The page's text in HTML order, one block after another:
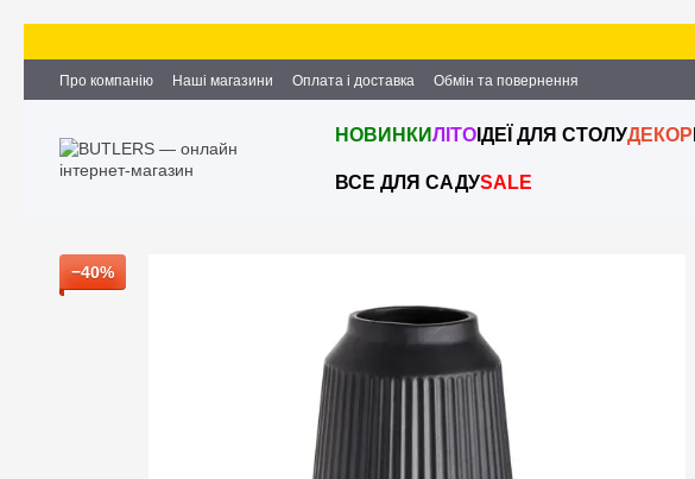
Про компанію Наші магазини Оплата і доставка
Обмін та повернення
Партнерство та співпраця
Вакансії Контактна інформація
НОВИНКИЛІТО ІДЕЇ ДЛЯ СТОЛУДЕКОР
ВСЕ ДЛЯ САДУSALE
−40%